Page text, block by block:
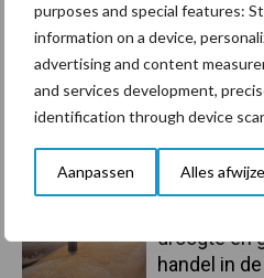
purposes and special features:
information on a device,
advertising and content
and services development,
identification through device
Aanpassen Alles
Sidebar
Recent nieuws
droogte en
handel in
Toon